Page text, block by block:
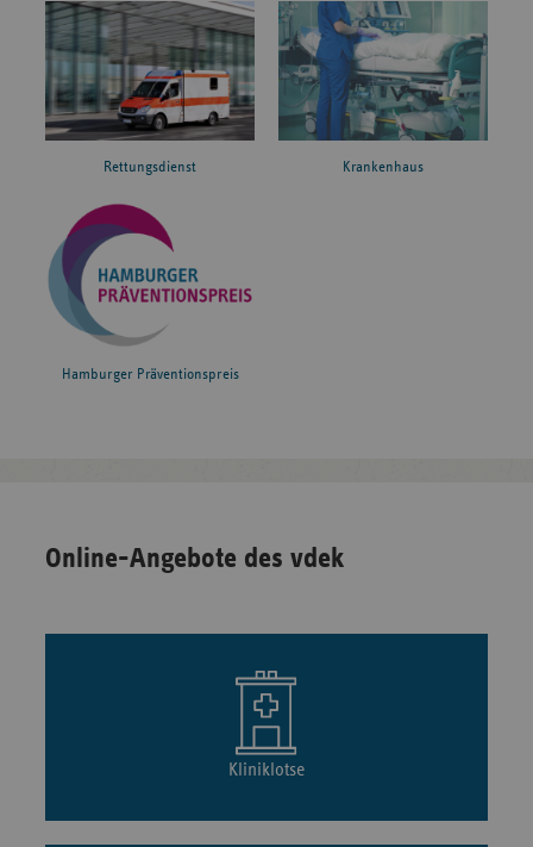
Rettungsdienst Krankenhaus
Hamburger Präventionspreis
Online-Angebote des vdek
Kliniklotse